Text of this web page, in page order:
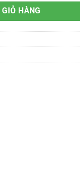
HÀNG